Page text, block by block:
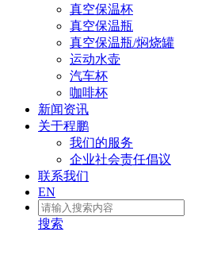
真空保温杯
真空保温瓶
真空保温瓶/焖烧罐
运动水壶
汽车杯
咖啡杯
新闻资讯
关于程鹏
我们的服务
企业社会责任倡议
联系我们
EN
搜索